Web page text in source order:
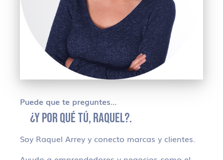
Puede que te preguntes…
¿Y POR QUÉ TÚ, RAQUEL?.
Soy Raquel Arrey y conecto marcas y clientes.